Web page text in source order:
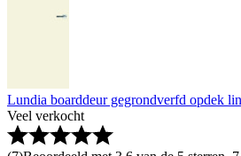
Lundia boarddeur gegrondverfd opdek
Veel verkocht